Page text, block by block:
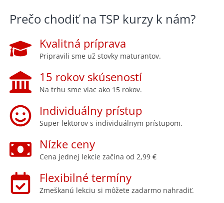
Prečo chodiť na TSP kurzy k nám?
Kvalitná príprava
Pripravili sme už stovky maturantov.
15 rokov skúseností
Na trhu sme viac ako 15 rokov.
Individuálny prístup
Super lektorov s individuálnym prístupom.
Nízke ceny
Cena jednej lekcie začína od 2,99 €
Flexibilné termíny
Zmeškanú lekciu si môžete zadarmo nahradiť.